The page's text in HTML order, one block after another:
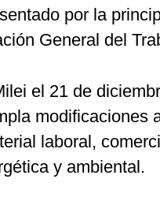
por la
General del
el 21 de
modificaciones
laboral,
y ambiental.